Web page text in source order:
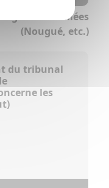
Vignalet et alliées
(Nougué, etc.)
du tribunal
les